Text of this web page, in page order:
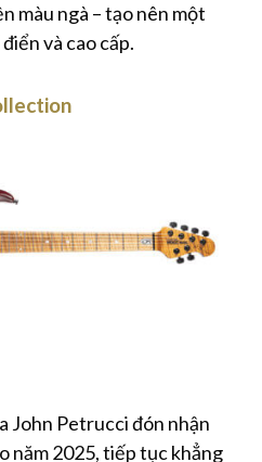
màu ngà – tạo nên một
và cao cấp.
John Petrucci đón nhận
năm 2025, tiếp tục khẳng